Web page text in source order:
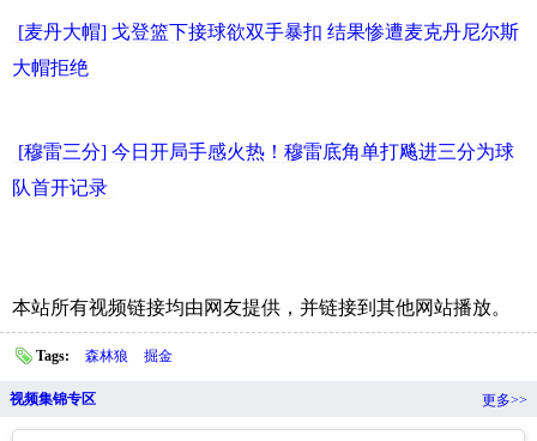
[麦丹大帽] 戈登篮下接球欲双手暴扣 结果惨遭麦克丹尼尔斯
大帽拒绝
[穆雷三分] 今日开局手感火热！穆雷底角单打飚进三分为球
队首开记录
本站所有视频链接均由网友提供，并链接到其他网站播放。
Tags: 森林狼 掘金
视频集锦专区 更多>>